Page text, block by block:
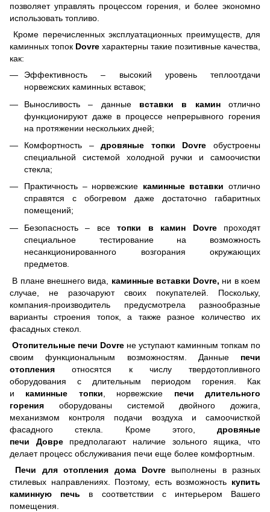
позволяет управлять процессом горения, и более экономно
использовать топливо.
Кроме перечисленных эксплуатационных преимуществ, для
каминных топок Dovre характерны такие позитивные качества,
как:
Эффективность – высокий уровень теплоотдачи
норвежских каминных вставок;
Выносливость – данные вставки в каминотлично
функционируют даже в процессе непрерывного горения
на протяжении нескольких дней;
Комфортность –дровяные топки Dovre обустроены
специальной системой холодной ручки и самоочистки
стекла;
Практичность – норвежские каминные вставкиотлично
справятся с обогревом даже достаточно габаритных
помещений;
Безопасность – всетопки в камин Dovre проходят
специальное тестирование на возможность
несанкционированного возгорания окружающих
предметов.
В плане внешнего вида, каминные вставки Dovre, ни в коем
случае, не разочаруют своих покупателей. Поскольку,
компания-производитель предусмотрела разнообразные
варианты строения топок, а также разное количество их
фасадных стекол.
Отопительные печи Dovre не уступают каминным топкам по
своим функциональным возможностям. Данные печи
отопления относятся к числу твердотопливного
оборудования с длительным периодом горения. Как
и каминные топки, норвежские печи длительного
горения оборудованы системой двойного дожига,
механизмом контроля подачи воздуха и самоочисткой
фасадного стекла. Кроме этого, дровяные
печи
Довре предполагают наличие зольного ящика, что
делает процесс обслуживания печи еще более комфортным.
Печи для отопления дома
Dovre выполнены в разных
стилевых направлениях. Поэтому, есть возможность купить
каминную печь в соответствии с интерьером Вашего
помещения.